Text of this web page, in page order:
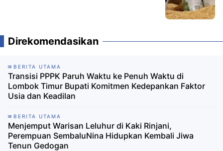
Direkomendasikan
BERITA UTAMA
Transisi PPPK Paruh Waktu ke Penuh Waktu di
Lombok Timur Bupati Komitmen Kedepankan Faktor
Usia dan Keadilan
BERITA UTAMA
Menjemput Warisan Leluhur di Kaki Rinjani,
Perempuan SembaluNina Hidupkan Kembali Jiwa
Tenun Gedogan